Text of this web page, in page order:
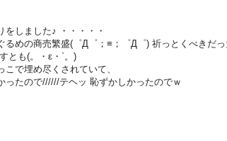
をしました♪ ・・・・・
るめの商売繁盛(゜Д゜；≡；゜Д゜) 祈っとくべきだっ
とも(。・ε・`。)
で埋め尽くされていて、
ったので//////テヘッ 恥ずかしかったのでｗ